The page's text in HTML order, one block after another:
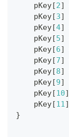
    pKey
[2]
    pKey
[3]
    pKey
[4]
    pKey
[5]
    pKey
[6]
    pKey
[7]
    pKey
[8]
    pKey
[9]
    pKey
[10]
    pKey
[11]
}